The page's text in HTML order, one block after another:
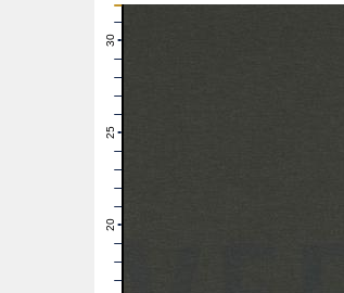
17
18
19
20
21
22
23
24
25
26
27
28
29
30